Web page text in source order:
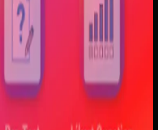
menghubungkan persamaan
fisik yang sebenarnya,
tampil statis juga membuat